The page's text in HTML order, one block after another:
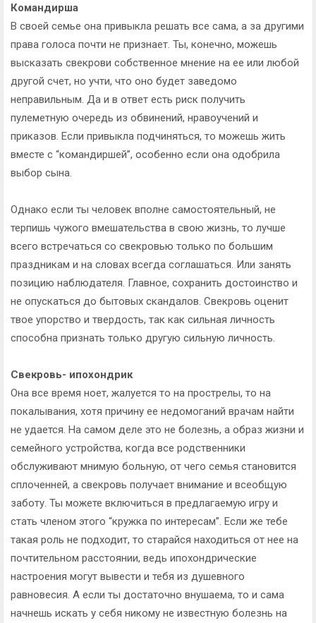
Командирша
В своей семье она привыкла решать все сама, а за другими
права голоса почти не признает. Ты, конечно, можешь
высказать свекрови собственное мнение на ее или любой
другой счет, но учти, что оно будет заведомо
неправильным. Да и в ответ есть риск получить
пулеметную очередь из обвинений, нравоучений и
приказов. Если привыкла подчиняться, то можешь жить
вместе с “командиршей”, особенно если она одобрила
выбор сына.
Однако если ты человек вполне самостоятельный, не
терпишь чужого вмешательства в свою жизнь, то лучше
всего встречаться со свекровью только по большим
праздникам и на словах всегда соглашаться. Или занять
позицию наблюдателя. Главное, сохранить достоинство и
не опускаться до бытовых скандалов. Свекровь оценит
твое упорство и твердость, так как сильная личность
способна признать только другую сильную личность.
Свекровь- ипохондрик
Она все время ноет, жалуется то на прострелы, то на
покалывания, хотя причину ее недомоганий врачам найти
не удается. На самом деле это не болезнь, а образ жизни и
семейного устройства, когда все родственники
обслуживают мнимую больную, от чего семья становится
сплоченней, а свекровь получает внимание и всеобщую
заботу. Ты можете включиться в предлагаемую игру и
стать членом этого “кружка по интересам”. Если же тебе
такая роль не подходит, то старайся находиться от нее на
почтительном расстоянии, ведь ипохондрические
настроения могут вывести и тебя из душевного
равновесия. А если ты достаточно внушаема, то и сама
начнешь искать у себя никому не известную болезнь на